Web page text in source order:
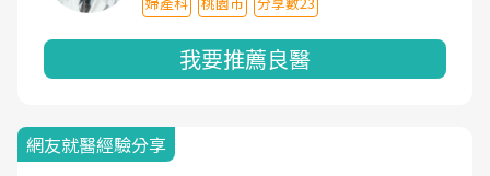
我要推薦良醫
網友就醫經驗分享